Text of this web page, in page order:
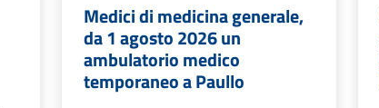
Medici di medicina generale,
da 1 agosto 2026 un
ambulatorio medico
temporaneo a Paullo